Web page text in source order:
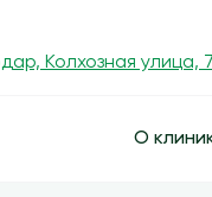
Колхозная улица,
О